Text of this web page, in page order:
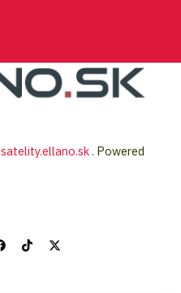
satelity.ellano.sk. Powered